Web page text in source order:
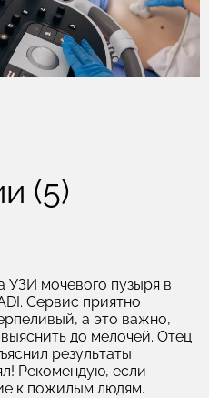
(5)
УЗИ мочевого пузыря в
Сервис приятно
а это важно,
до мелочей. Отец
результаты
Рекомендую, если
к пожилым людям.